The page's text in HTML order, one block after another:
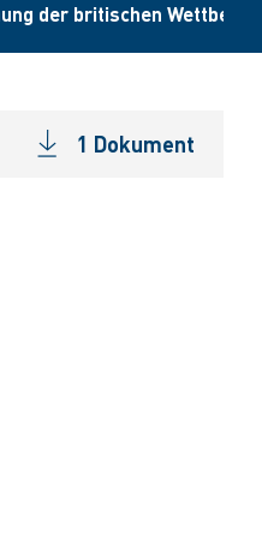
der britischen
1 Dokument